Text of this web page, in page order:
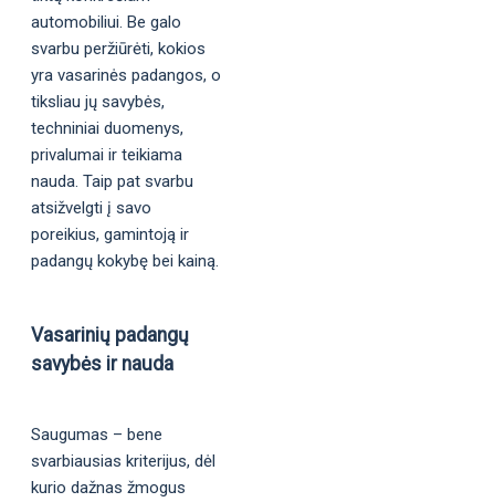
automobiliui. Be galo
svarbu peržiūrėti, kokios
yra vasarinės padangos, o
tiksliau jų savybės,
techniniai duomenys,
privalumai ir teikiama
nauda. Taip pat svarbu
atsižvelgti į savo
poreikius, gamintoją ir
padangų kokybę bei kainą.
Vasarinių padangų
savybės ir nauda
Saugumas – bene
svarbiausias kriterijus, dėl
kurio dažnas žmogus